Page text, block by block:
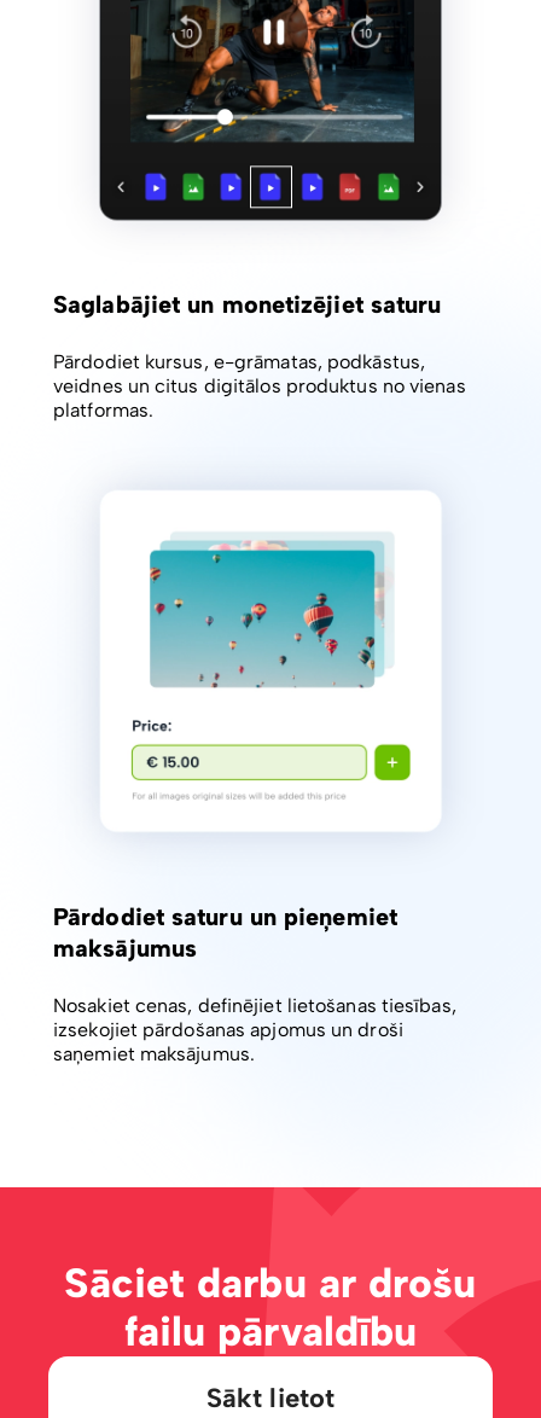
Saglabājiet un monetizējiet saturu
Pārdodiet kursus, e-grāmatas, podkāstus,
veidnes un citus digitālos produktus no vienas
platformas.
Pārdodiet saturu un pieņemiet
maksājumus
Nosakiet cenas, definējiet lietošanas tiesības,
izsekojiet pārdošanas apjomus un droši
saņemiet maksājumus.
Sāciet darbu ar drošu
failu pārvaldību
Sākt lietot